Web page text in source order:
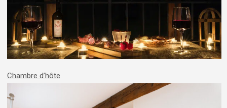
Chambre d’hôte